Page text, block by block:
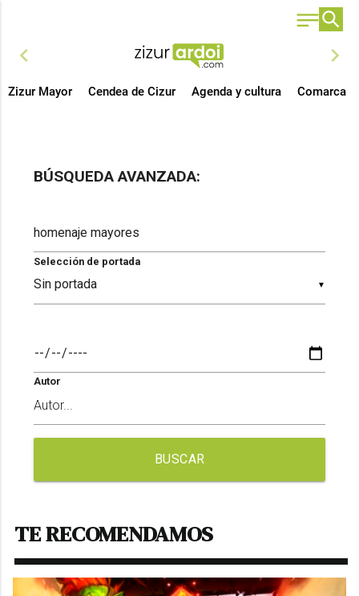
chevron_left chevron_right
Zizur Mayor Cendea de Cizur Agenda y cultura Comarca
BÚSQUEDA AVANZADA:
▼
Selección de portada
Autor
BUSCAR
TE RECOMENDAMOS